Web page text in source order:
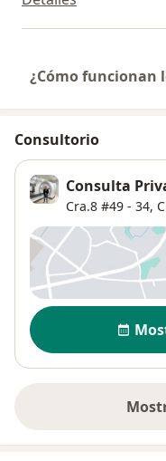
¿Cómo funcionan
Consultorio
Consulta
Cra.8 #49 - 34,
Disponibilidad